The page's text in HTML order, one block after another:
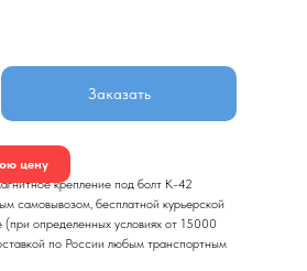
Заказать
цену
крепление под болт К-42
самовывозом, бесплатной курьерской
определенных условиях от 15000
по России любым транспортным